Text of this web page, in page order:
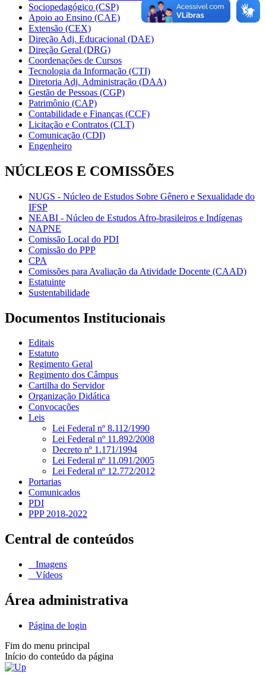
Sociopedagógico (CSP)
Apoio ao Ensino (CAE)
Extensão (CEX)
Direção Adj. Educacional (DAE)
Direção Geral (DRG)
Coordenações de Cursos
Tecnologia da Informação (CTI)
Diretoria Adj. Administração (DAA)
Gestão de Pessoas (CGP)
Patrimônio (CAP)
Contabilidade e Finanças (CCF)
Licitação e Contratos (CLT)
Comunicação (CDI)
Engenheiro
NÚCLEOS E COMISSÕES
NUGS - Núcleo de Estudos Sobre Gênero e Sexualidade do
IFSP
NEABI - Núcleo de Estudos Afro-brasileiros e Indígenas
NAPNE
Comissão Local do PDI
Comissão do PPP
CPA
Comissões para Avaliação da Atividade Docente (CAAD)
Estatuinte
Sustentabilidade
Documentos Institucionais
Editais
Estatuto
Regimento Geral
Regimento dos Câmpus
Cartilha do Servidor
Organização Didática
Convocações
Leis
Lei Federal nº 8.112/1990
Lei Federal nº 11.892/2008
Decreto nº 1.171/1994
Lei Federal nº 11.091/2005
Lei Federal nº 12.772/2012
Portarias
Comunicados
PDI
PPP 2018-2022
Central de conteúdos
Imagens
Vídeos
Área administrativa
Página de login
Fim do menu principal
Início do conteúdo da página